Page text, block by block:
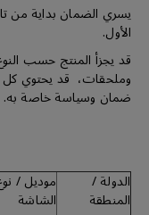
يسري الضمان بداية من
الأول.
قد يجزأ المنتج حسب
وملحقات، قد يحتوي كل
ضمان وسياسة خاصة به.
الدولة /
المنطقة
موديل /
الشاشة